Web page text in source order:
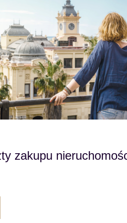
zakupu